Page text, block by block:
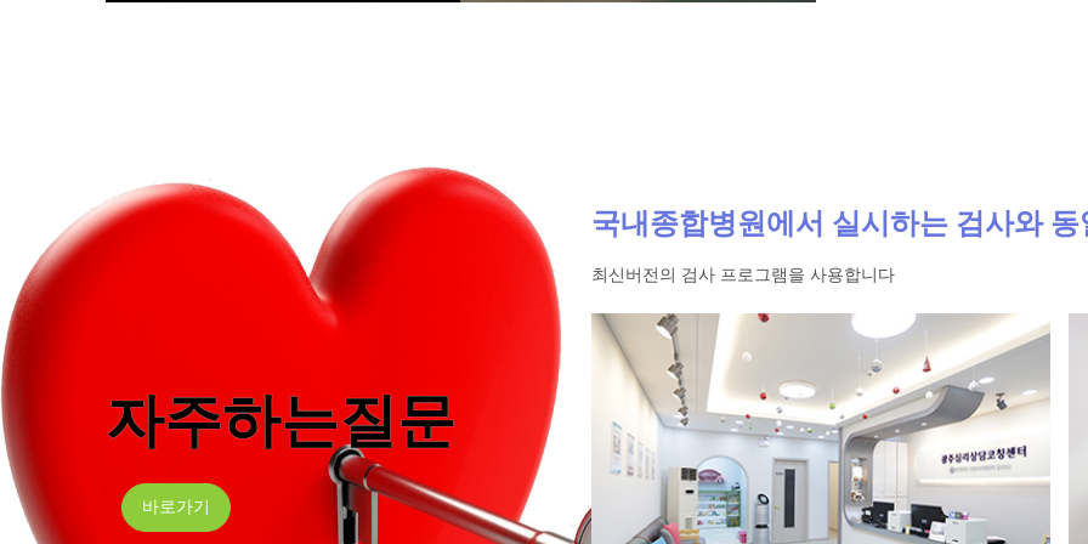
자주하는질문
바로가기
국내종합병원에서 실시하는 검사와 동
최신버전의 검사 프로그램을 사용합니다